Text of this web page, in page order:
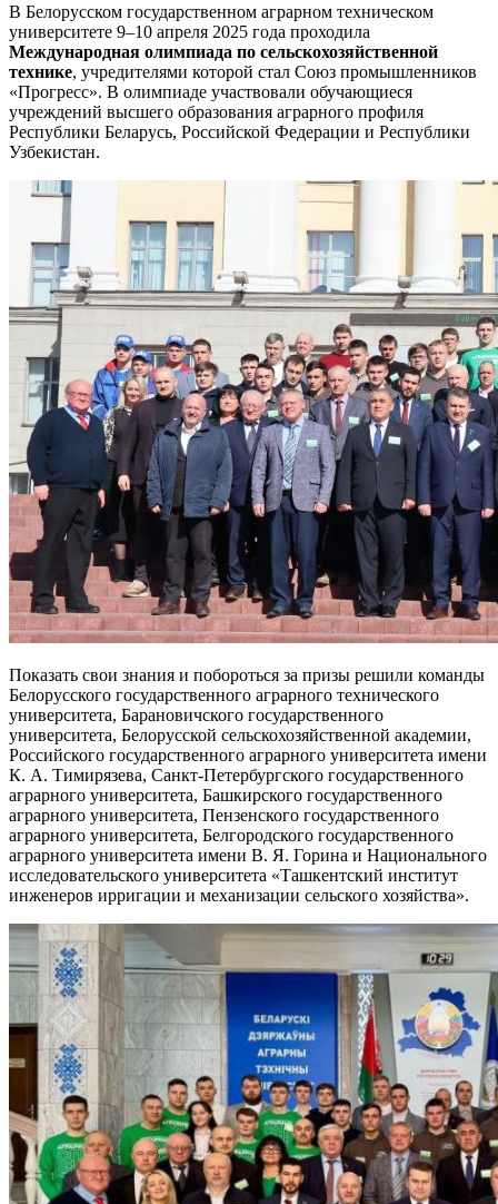
В Белорусском государственном аграрном техническом
университете 9–10 апреля 2025 года проходила
Международная олимпиада по сельскохозяйственной
технике, учредителями которой стал Союз промышленников
«Прогресс». В олимпиаде участвовали обучающиеся
учреждений высшего образования аграрного профиля
Республики Беларусь, Российской Федерации и Республики
Узбекистан.
Показать свои знания и побороться за призы решили команды
Белорусского государственного аграрного технического
университета, Барановичского государственного
университета, Белорусской сельскохозяйственной академии,
Российского государственного аграрного университета имени
К. А. Тимирязева, Санкт-Петербургского государственного
аграрного университета, Башкирского государственного
аграрного университета, Пензенского государственного
аграрного университета, Белгородского государственного
аграрного университета имени В. Я. Горина и Национального
исследовательского университета «Ташкентский институт
инженеров ирригации и механизации сельского хозяйства».